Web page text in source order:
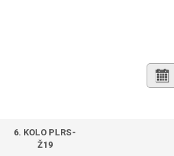
6. KOLO PLRS-
Ž19